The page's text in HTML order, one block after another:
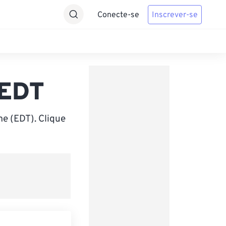
Conecte-se Inscrever-se
(EDT). Clique